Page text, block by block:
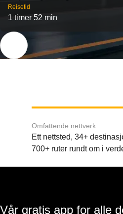
Reisetid
1 timer 52 min
Omfattende nettverk
Ett nettsted, 34+
700+ ruter rundt om i
Vår gratis app for alle